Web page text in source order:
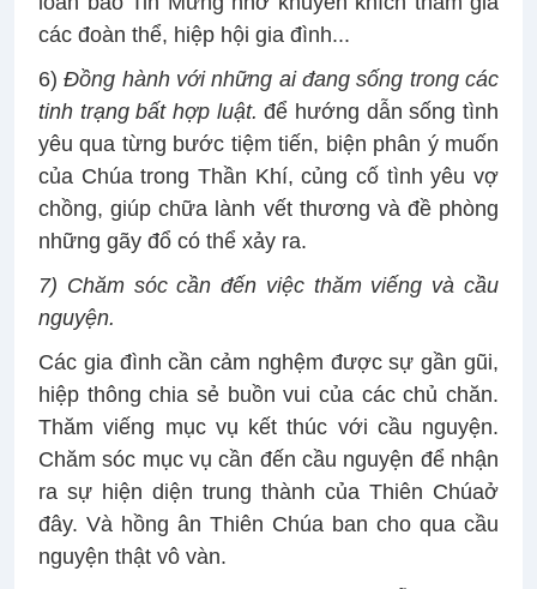
các đoàn thể, hiệp hội gia đình...
6) Đồng hành với những ai đang sống trong các
tinh trạng bất hợp luật. để hướng dẫn sống tình
yêu qua từng bước tiệm tiến, biện phân ý muốn
của Chúa trong Thần Khí, củng cố tình yêu vợ
chồng, giúp chữa lành vết thương và đề phòng
những gãy đổ có thể xảy ra.
7) Chăm sóc cần đến việc thăm viếng và cầu
nguyện.
Các gia đình cần cảm nghệm được sự gần gũi,
hiệp thông chia sẻ buồn vui của các chủ chăn.
Thăm viếng mục vụ kết thúc với cầu nguyện.
Chăm sóc mục vụ cần đến cầu nguyện để nhận
ra sự hiện diện trung thành của Thiên Chúaở
đây. Và hồng ân Thiên Chúa ban cho qua cầu
nguyện thật vô vàn.